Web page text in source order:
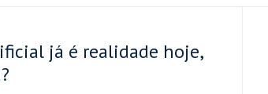
já é realidade hoje,